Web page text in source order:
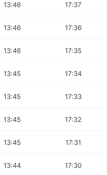
13:46 17:37
13:46 17:36
13:46 17:35
13:45 17:34
13:45 17:33
13:45 17:32
13:45 17:31
13:44 17:30